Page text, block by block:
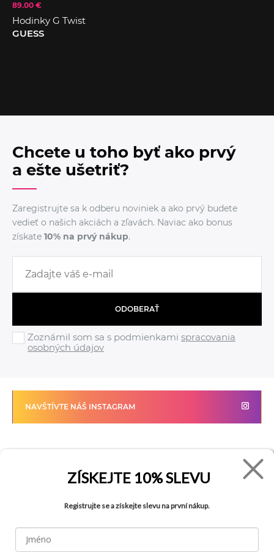
89.00 €
Hodinky G Twist
GUESS
Chcete u toho byť ako prvý
a ešte ušetriť?
Zaregistrujte sa k odberu noviniek a ako prvý budete
vedieť o našich akciách a zľavách. Naviac ako bonus
získate 10% na prvý nákup.
ODOBERAŤ
Zoznámil som sa s podmienkami spracovania
osobných údajov
NAVŠTÍVTE NÁŠ INSTAGRAM
Kariéra
Obchody
Ako reklamovať tovar
Tabuľka veľkostí
ZÍSKEJTE 10% SLEVU
Registrujte se a získejte slevu na první nákup.